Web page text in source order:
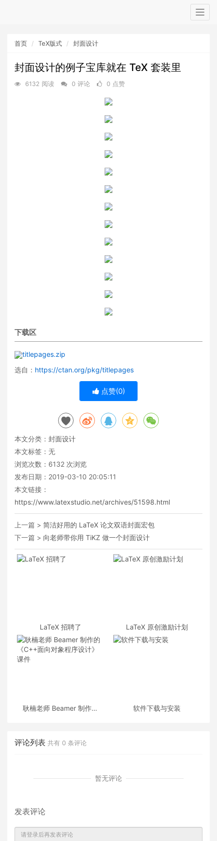
首页 TeX版式 封面设计
封面设计的例子宝库就在 TeX 套装里
6132 阅读 0 评论 0 点赞
下载区
titlepages.zip
选自： https://ctan.org/pkg/titlepages
点赞(0)
本文分类： 封面设计
本文标签：无
浏览次数： 6132 次浏览
发布日期：2019-03-10 20:05:11
本文链接：
https://www.latexstudio.net/archives/51598.html
上一篇 > 简洁好用的 LaTeX 论文双语封面宏包
下一篇 > 向老师带你用 TiKZ 做一个封面设计
LaTeX 招聘了 LaTeX 原创激励计划
耿楠老师 Beamer 制作的
软件下载与安装
评论列表 共有 0 条评论
暂无评论
发表评论